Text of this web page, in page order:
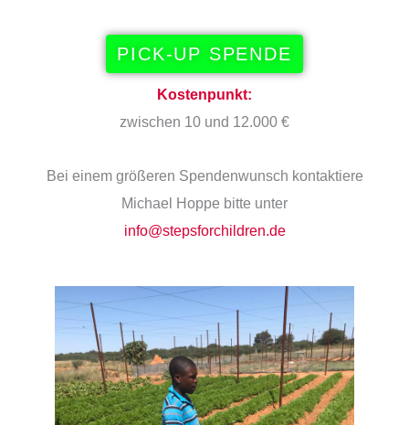
PICK-UP SPENDE
Kostenpunkt:
zwischen 10 und 12.000 €
Bei einem größeren Spendenwunsch kontaktiere
Michael Hoppe bitte unter
info@stepsforchildren.de